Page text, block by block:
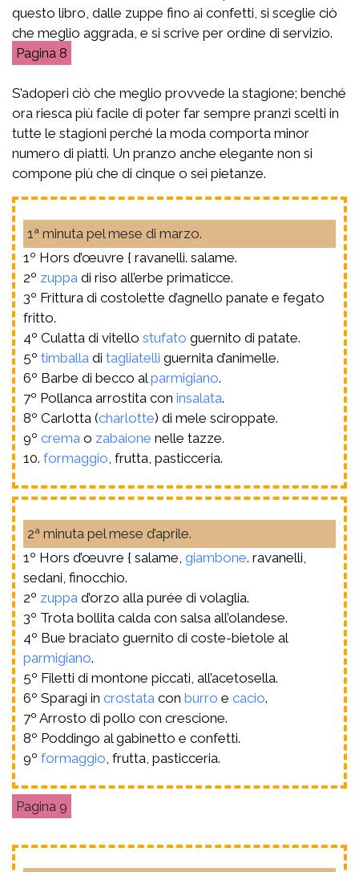
questo libro, dalle zuppe fino ai confetti, si sceglie ciò
che meglio aggrada, e si scrive per ordine di servizio.
8
S’adoperi ciò che meglio provvede la stagione; benché
ora riesca più facile di poter far sempre pranzi scelti in
tutte le stagioni perché la moda comporta minor
numero di piatti. Un pranzo anche elegante non si
compone più che di cinque o sei pietanze.
1ª minuta pel mese di marzo.
1º Hors d’œuvre { ravanelli. salame.
2º zuppa di riso all’erbe primaticce.
3º Frittura di costolette d’agnello panate e fegato
fritto.
4º Culatta di vitello stufato guernito di patate.
5º timballa di tagliatelli guernita d’animelle.
6º Barbe di becco alparmigiano.
7º Pollanca arrostita con insalata.
8º Carlotta (charlotte) di mele sciroppate.
9º crema o zabaione nelle tazze.
10. formaggio , frutta, pasticceria.
2ª minuta pel mese d’aprile.
1º Hors d’œuvre { salame, giambone. ravanelli,
sedani, finocchio.
2º zuppa d’orzo alla purée di volaglia.
3º Trota bollita calda con salsa all’olandese.
4º Bue braciato guernito di coste-bietole al
parmigiano.
5º Filetti di montone piccati, all’acetosella.
6º Sparagi in crostata con burro e cacio.
7º Arrosto di pollo con crescione.
8º Poddingo al gabinetto e confetti.
9º formaggio , frutta, pasticceria.
9